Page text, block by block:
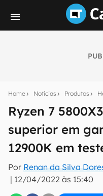
Home Notícias Produtos
Ryzen 7
superior em
12900K em
Por Renan da Silva
| 12/04/2022 às 15:40
notícias e reviews
E-mail